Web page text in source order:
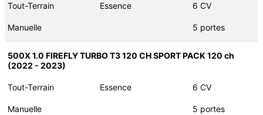
Tout-Terrain Essence 6 CV
Manuelle 5 portes
500X 1.0 FIREFLY TURBO T3 120 CH SPORT PACK 120 ch
(2022 - 2023)
Tout-Terrain Essence 6 CV
Manuelle 5 portes